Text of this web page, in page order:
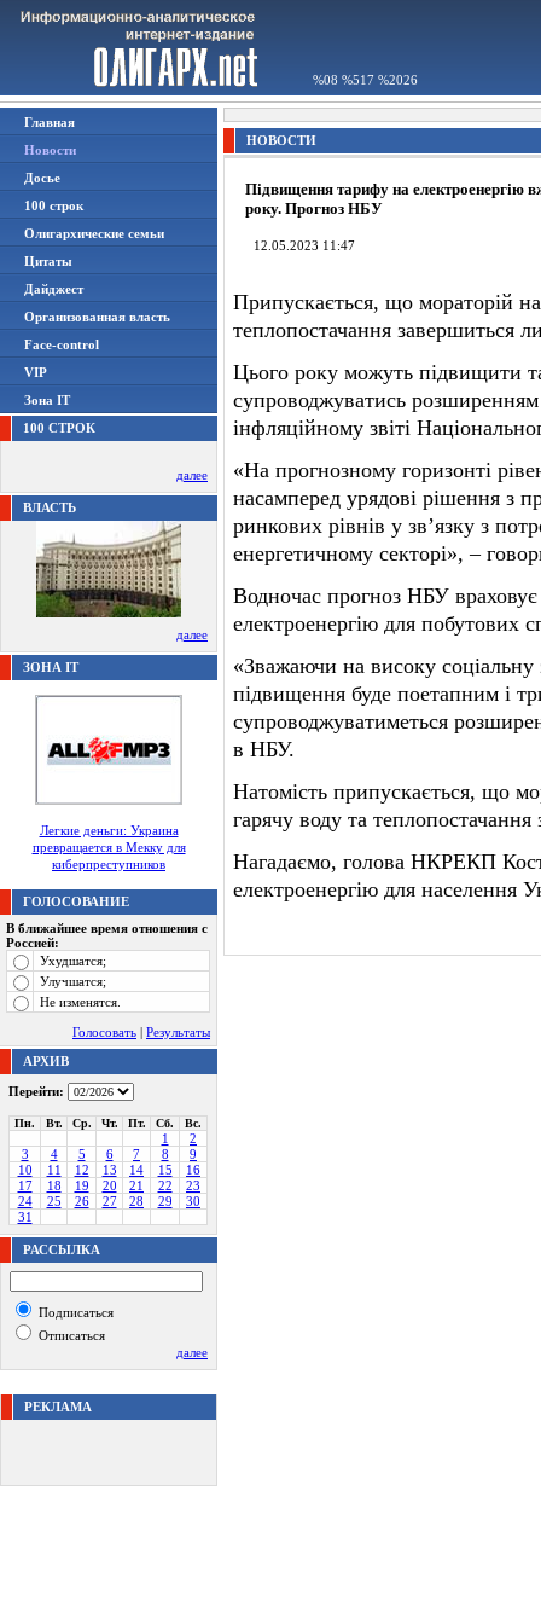
%08 %517 %2026
Главная
Новости
Досье
100 строк
Олигархические семьи
Цитаты
Дайджест
Организованная власть
Face-control
VIP
Зона IT
100 СТРОК
далее
ВЛАСТЬ
далее
ЗОНА IT
Легкие деньги: Украина
превращается в Мекку для
киберпреступников
ГОЛОСОВАНИЕ
В ближайшее время отношения с
Россией:
Ухудшатся;
Улучшатся;
Не изменятся.
Голосовать | Результаты
АРХИВ
Перейти:
Пн. Вт. Ср. Чт. Пт. Сб. Вс.
1
2
3
4 5 6 7 8
9
10
11 12 13 14 15
16
17
18 19 20 21 22
23
24
25 26 27 28 29
30
31
РАССЫЛКА
Подписаться
Отписаться
далее
РЕКЛАМА
НОВОСТИ
Підвищення тарифу на електроенергію
року. Прогноз НБУ
12.05.2023 11:47
Припускається, що мораторій
теплопостачання завершиться
Цього року можуть підвищити
супроводжуватись розширенням
інфляційному звіті
«На прогнозному горизонті
насамперед урядові рішення з
ринкових рівнів у зв’язку з
енергетичному секторі», –
Водночас прогноз НБУ
електроенергію для побутових
«Зважаючи на високу соціальну
підвищення буде поетапним і
супроводжуватиметься
в НБУ.
Натомість припускається, що
гарячу воду та
Нагадаємо, голова НКРЕКП
електроенергію для населення